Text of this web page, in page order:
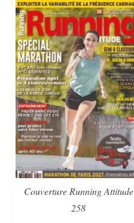
Couverture Running Attitude
258